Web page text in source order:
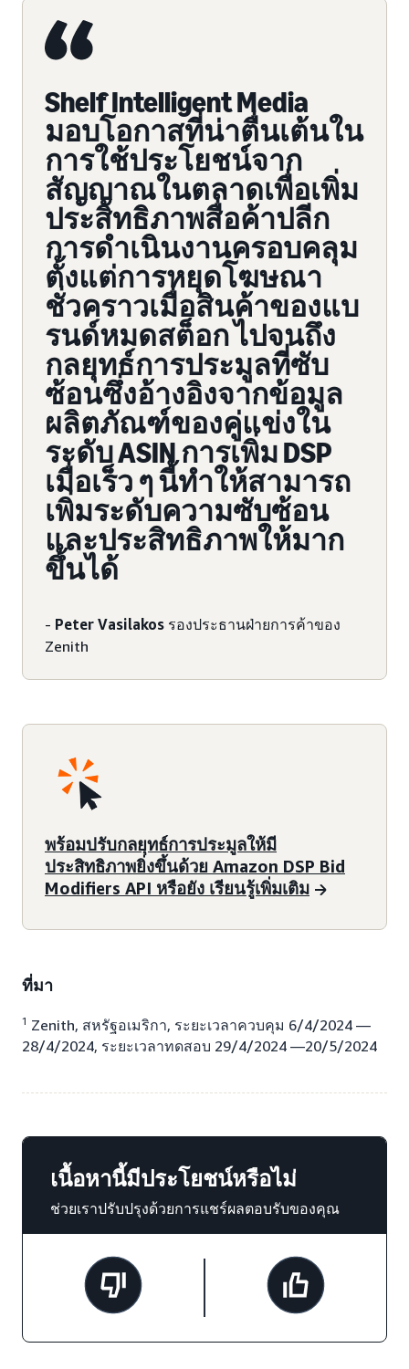
Shelf Intelligent Media
มอบโอกาสที่น่าตื่นเต้นใน
การใช้ประโยชน์จาก
สัญญาณในตลาดเพื่อเพิ่ม
ประสิทธิภาพสื่อค้าปลีก
การดำเนินงานครอบคลุม
ตั้งแต่การหยุดโฆษณา
ชั่วคราวเมื่อสินค้าของแบ
รนด์หมดสต็อก ไปจนถึง
กลยุทธ์การประมูลที่ซับ
ซ้อนซึ่งอ้างอิงจากข้อมูล
ผลิตภัณฑ์ของคู่แข่งใน
ระดับ ASIN การเพิ่ม DSP
เมื่อเร็ว ๆ นี้ทำให้สามารถ
เพิ่มระดับความซับซ้อน
และประสิทธิภาพให้มาก
ขึ้นได้
- Peter Vasilakos รองประธานฝ่ายการค้าของ
Zenith
พร้อมปรับกลยุทธ์การประมูลให้มี
ประสิทธิภาพยิ่งขึ้นด้วย Amazon DSP Bid
Modifiers API หรือยัง เรียนรู้เพิ่มเติม
ที่มา
1 Zenith, สหรัฐอเมริกา, ระยะเวลาควบคุม 6/4/2024 —
28/4/2024, ระยะเวลาทดสอบ 29/4/2024 —20/5/2024
เนื้อหานี้มีประโยชน์หรือไม่
ช่วยเราปรับปรุงด้วยการแชร์ผลตอบรับของคุณ